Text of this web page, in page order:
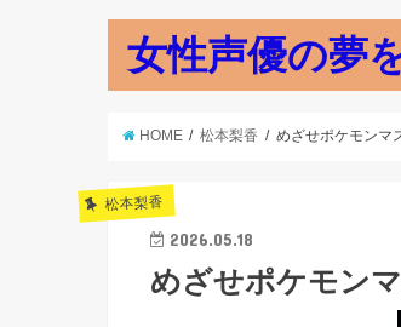
女性声優の夢
HOME 松本梨香 めざせポケモンマ
松本梨香
2026.05.18
めざせポケモン